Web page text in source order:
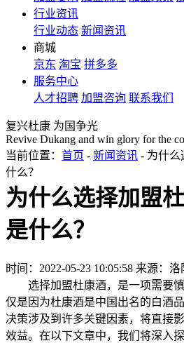
行业资讯
行业动态 新闻资讯
商城
京东 淘宝 拼多多
服务中心
人才招聘 加盟咨询 联系我们
复兴杜康 为国争光
Revive Dukang and win glory for the
当前位置： 首页 - 新闻资讯 - 为什么
什么？
为什么选择加盟
是什么？
时间：2022-05-23 10:05:58 来源：洛
选择加盟杜康酒，是一项需要慎
仅是因为杜康酒是中国出名的白酒
决策涉及到许多关键因素，将直接
效益。在以下文章中，我们将深入